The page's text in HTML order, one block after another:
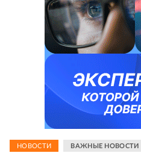
НОВОСТИ ВАЖНЫЕ НОВОСТИ